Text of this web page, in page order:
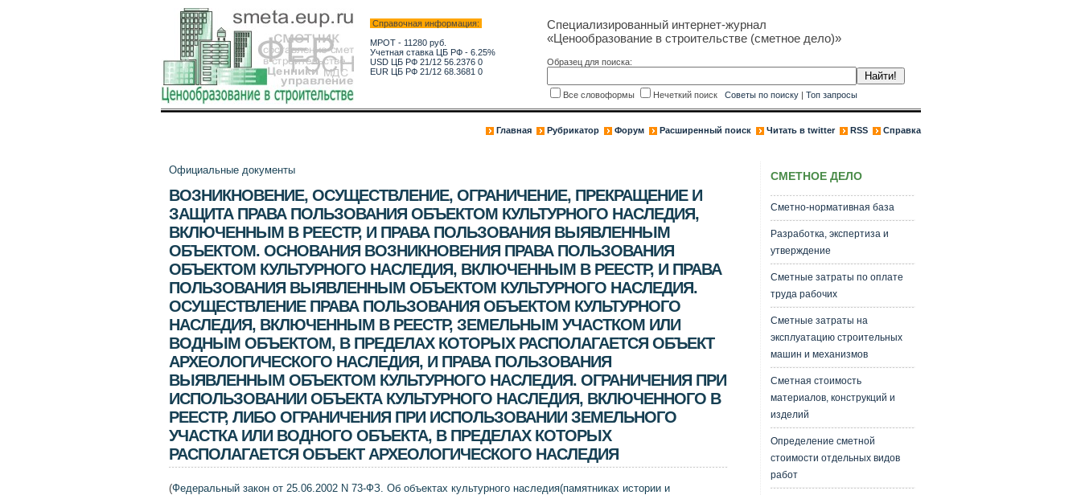
Справочная информация:
МРОТ - 11280 руб.
Учетная ставка ЦБ РФ - 6.25%
USD ЦБ РФ 21/12 56.2376 0
EUR ЦБ РФ 21/12 68.3681 0
Специализированный интернет-журнал
«Ценообразование в строительстве (сметное дело)»
Образец для поиска:
Все словоформы Нечеткий поиск Советы по поиску| Топ запросы
Главная Рубрикатор Форум Расширенный поиск Читать в twitter RSS Справка
Официальные документы
ВОЗНИКНОВЕНИЕ, ОСУЩЕСТВЛЕНИЕ, ОГРАНИЧЕНИЕ, ПРЕКРАЩЕНИЕ И
ЗАЩИТА ПРАВА ПОЛЬЗОВАНИЯ ОБЪЕКТОМ КУЛЬТУРНОГО НАСЛЕДИЯ,
ВКЛЮЧЕННЫМ В РЕЕСТР, И ПРАВА ПОЛЬЗОВАНИЯ ВЫЯВЛЕННЫМ
ОБЪЕКТОМ. ОСНОВАНИЯ ВОЗНИКНОВЕНИЯ ПРАВА ПОЛЬЗОВАНИЯ
ОБЪЕКТОМ КУЛЬТУРНОГО НАСЛЕДИЯ, ВКЛЮЧЕННЫМ В РЕЕСТР, И ПРАВА
ПОЛЬЗОВАНИЯ ВЫЯВЛЕННЫМ ОБЪЕКТОМ КУЛЬТУРНОГО НАСЛЕДИЯ.
ОСУЩЕСТВЛЕНИЕ ПРАВА ПОЛЬЗОВАНИЯ ОБЪЕКТОМ КУЛЬТУРНОГО
НАСЛЕДИЯ, ВКЛЮЧЕННЫМ В РЕЕСТР, ЗЕМЕЛЬНЫМ УЧАСТКОМ ИЛИ
ВОДНЫМ ОБЪЕКТОМ, В ПРЕДЕЛАХ КОТОРЫХ РАСПОЛАГАЕТСЯ ОБЪЕКТ
АРХЕОЛОГИЧЕСКОГО НАСЛЕДИЯ, И ПРАВА ПОЛЬЗОВАНИЯ
ВЫЯВЛЕННЫМ ОБЪЕКТОМ КУЛЬТУРНОГО НАСЛЕДИЯ. ОГРАНИЧЕНИЯ ПРИ
ИСПОЛЬЗОВАНИИ ОБЪЕКТА КУЛЬТУРНОГО НАСЛЕДИЯ, ВКЛЮЧЕННОГО В
РЕЕСТР, ЛИБО ОГРАНИЧЕНИЯ ПРИ ИСПОЛЬЗОВАНИИ ЗЕМЕЛЬНОГО
УЧАСТКА ИЛИ ВОДНОГО ОБЪЕКТА, В ПРЕДЕЛАХ КОТОРЫХ
РАСПОЛАГАЕТСЯ ОБЪЕКТ АРХЕОЛОГИЧЕСКОГО НАСЛЕДИЯ
(Федеральный закон от 25.06.2002 N 73-ФЗ. Об объектах культурного наследия(памятниках истории и
СМЕТНОЕ ДЕЛО
Сметно-нормативная база
Разработка, экспертиза и
утверждение
Сметные затраты по оплате
труда рабочих
Сметные затраты на
эксплуатацию строительных
машин и механизмов
Сметная стоимость
материалов, конструкций и
изделий
Определение сметной
стоимости отдельных видов
работ